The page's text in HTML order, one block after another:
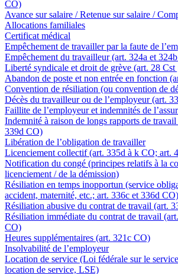
CO)
Avance sur salaire / Retenue sur salaire /
Allocations familiales
Certificat médical
Empêchement de travailler par la faute de
Empêchement du travailleur (art. 324a et
Liberté syndicale et droit de grève (art. 28
Abandon de poste et non entrée en fonction
Convention de résiliation (ou convention de
Décès du travailleur ou de l’employeur (art.
Faillite de l’employeur et indemnités de
Indemnité à raison de longs rapports de
339d CO)
Libération de l’obligation de travailler
Licenciement collectif (art. 335d à k CO; art.
Notification du congé (principes relatifs à la
licenciement / de la démission)
Résiliation en temps inopportun (service
accident, maternité, etc.; art. 336c et 336d CO)
Résiliation abusive du contrat de travail (art.
Résiliation immédiate du contrat de travail
CO)
Heures supplémentaires (art. 321c CO)
Insolvabilité de l’employeur
Location de service (Loi fédérale sur le
location de service, LSE)